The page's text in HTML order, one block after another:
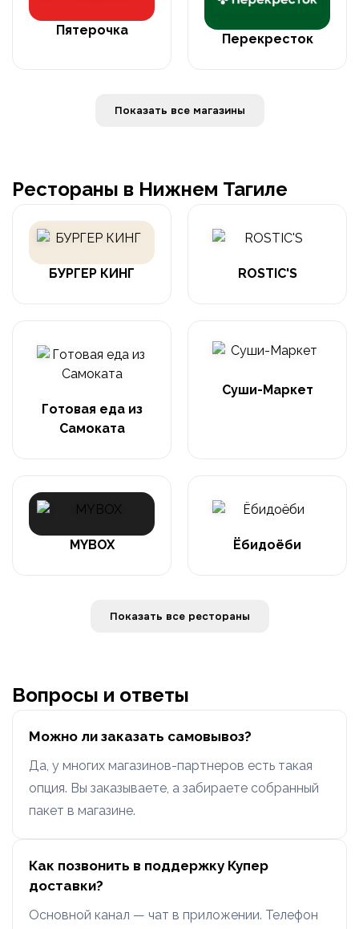
Пятерочка
Перекресток
Показать все магазины
Рестораны в Нижнем Тагиле
БУРГЕР КИНГ ROSTIC'S
Готовая еда из
Самоката
Суши-Маркет
MYBOX Ёбидоёби
Показать все рестораны
Вопросы и ответы
Можно ли заказать самовывоз?
Да, у многих магазинов-партнеров есть такая
опция. Вы заказываете, а забираете собранный
пакет в магазине.
Как позвонить в поддержку Купер
доставки?
Основной канал — чат в приложении. Телефон